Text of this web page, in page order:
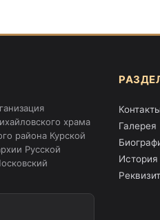
храма
района Курской
Русской
Контакты
Галерея